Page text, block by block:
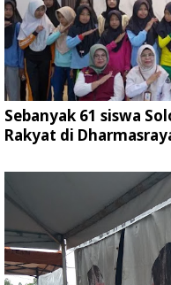
Sebanyak 61 siswa
Rakyat di